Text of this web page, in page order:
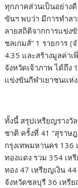
ทุกภาคส่วนเป็นอย่าง
ขันฯ พบว่า มีการทําล
ลายสถิติจากการแข่ง
ชลเกมส์” 1 รายการ
4.35 และสร้างมูลค่าเ
จังหวัดเจ้าภาพ ได้ถึง
แข่งขันกีฬาเยาชนแห่
ทั้งนี้ สรุปเหรียญรางวั
ชาติ ครั้งที่ 41 “สุราษ
กรุงเทพมหานคร 136
ทองแดง รวม 354 เห
ทอง 47 เหรียญเงิน
จังหวัดชลบุรี 36 เหรี